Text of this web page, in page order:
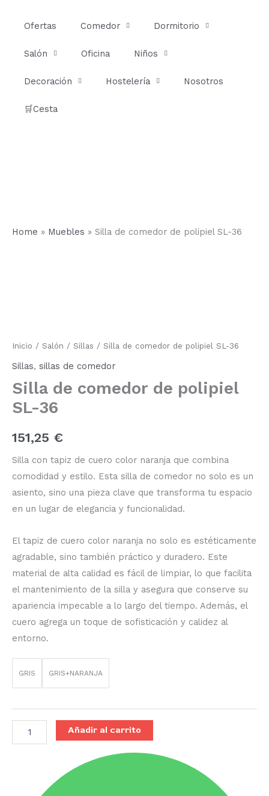
Ofertas Comedor Dormitorio
Salón Oficina Niños
Decoración Hostelería Nosotros
🛒Cesta
Home » Muebles » Silla de comedor de polipiel SL-36
Inicio / Salón / Sillas / Silla de comedor de polipiel SL-36
Sillas, sillas de comedor
Silla de comedor de polipiel
SL-36
151,25 €
Silla con tapiz de cuero color naranja que combina
comodidad y estilo. Esta silla de comedor no solo es un
asiento, sino una pieza clave que transforma tu espacio
en un lugar de elegancia y funcionalidad.
El tapiz de cuero color naranja no solo es estéticamente
agradable, sino también práctico y duradero. Este
material de alta calidad es fácil de limpiar, lo que facilita
el mantenimiento de la silla y asegura que conserve su
apariencia impecable a lo largo del tiempo. Además, el
cuero agrega un toque de sofisticación y calidez al
entorno.
GRIS GRIS+NARANJA
Añadir al carrito